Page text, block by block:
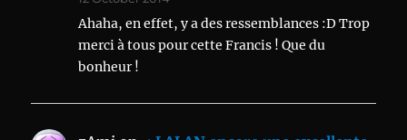
Ahaha, en effet, y a des ressemblances :D Trop
merci à tous pour cette Francis ! Que du
bonheur !